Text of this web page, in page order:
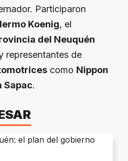
Participaron
Koenig, el
del Neuquén
representantes de
como Nippon
Sapac.